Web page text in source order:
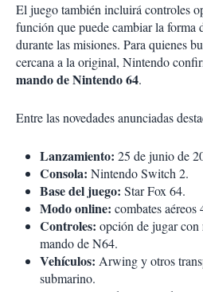
El juego también incluirá controles
función que puede cambiar la forma
durante las misiones. Para quienes
cercana a la original, Nintendo
mando de Nintendo 64.
Entre las novedades anunciadas
Lanzamiento: 25 de junio de
Consola: Nintendo Switch 2.
Base del juego: Star Fox 64.
Modo online: combates aéreos
Controles: opción de jugar
mando de N64.
Vehículos: Arwing y otros
submarino.